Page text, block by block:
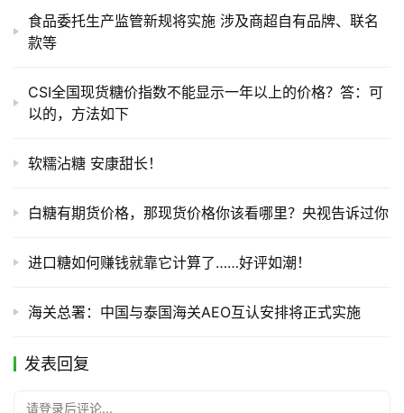
食品委托生产监管新规将实施 涉及商超自有品牌、联名
款等
CSI全国现货糖价指数不能显示一年以上的价格？答：可
以的，方法如下
软糯沾糖 安康甜长！
白糖有期货价格，那现货价格你该看哪里？央视告诉过你
进口糖如何赚钱就靠它计算了……好评如潮！
海关总署：中国与泰国海关AEO互认安排将正式实施
发表回复
请登录后评论...